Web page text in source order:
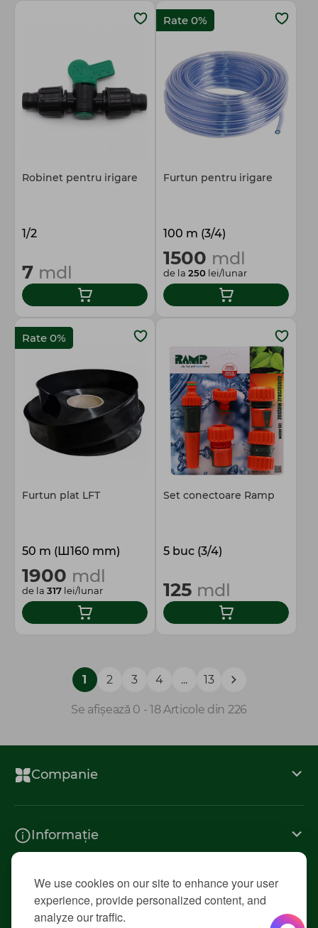
We use cookies on our site to enhance your user
experience, provide personalized content, and
analyze our traffic.
Robinet pentru irigare
1/2
7 mdl
Rate 0%
Furtun pentru irigare
100 m (3/4)
1500 mdl
de la 250 lei/lunar
Rate 0%
Furtun plat LFT
50 m (Ш160 mm)
1900 mdl
de la 317 lei/lunar
Set conectoare Ramp
5 buc (3/4)
125 mdl
1 2 3 4 ... 13
Se afișează 0 - 18 Articole din 226
Companie
Informație
Contacte